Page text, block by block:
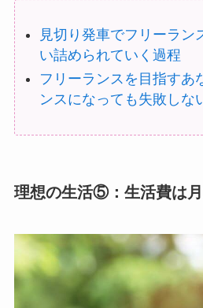
見切り発車でフリーラン
い詰められていく過程
フリーランスを目指すあ
ンスになっても失敗しな
理想の生活⑤：生活費は